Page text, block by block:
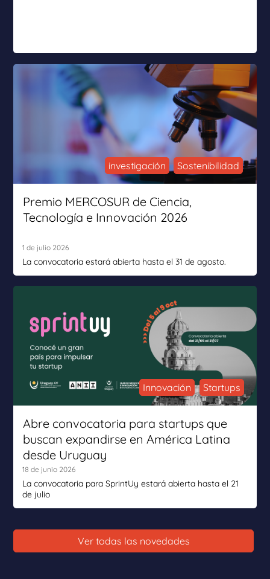
investigación Sostenibilidad
Premio MERCOSUR de Ciencia,
Tecnología e Innovación 2026
1 de julio 2026
La convocatoria estará abierta hasta el 31 de agosto.
Innovación Startups
Abre convocatoria para startups que
buscan expandirse en América Latina
desde Uruguay
18 de junio 2026
La convocatoria para SprintUy estará abierta hasta el 21
de julio
Ver todas las novedades